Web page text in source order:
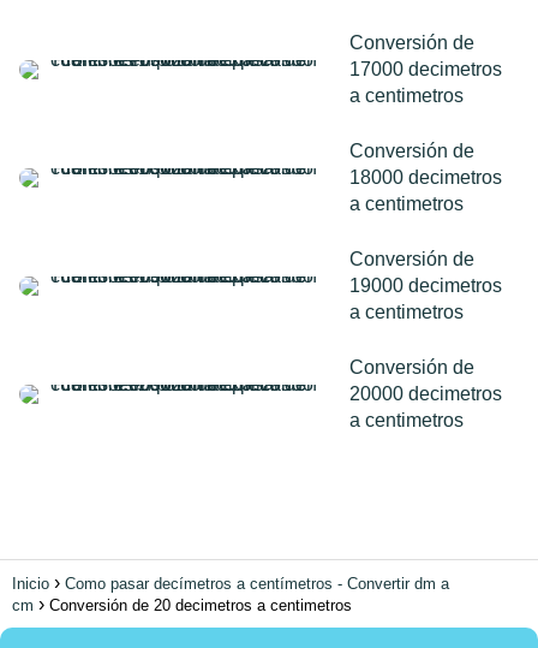
Conversión de
17000 decimetros
a centimetros
Conversión de
18000 decimetros
a centimetros
Conversión de
19000 decimetros
a centimetros
Conversión de
20000 decimetros
a centimetros
Inicio
Como pasar decímetros a centímetros - Convertir dm a
cm
Conversión de 20 decimetros a centimetros